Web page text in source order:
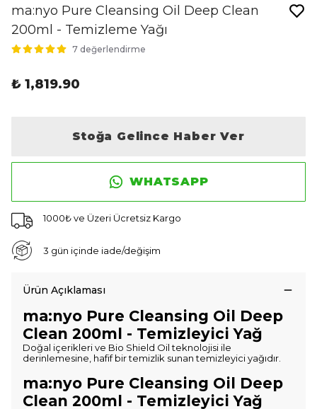
ma:nyo Pure Cleansing Oil Deep Clean
200ml - Temizleme Yağı
7 değerlendirme
₺ 1,819.90
Stoğa Gelince Haber Ver
WHATSAPP
1000₺ ve Üzeri Ücretsiz Kargo
3 gün içinde iade/değişim
Ürün Açıklaması
ma:nyo Pure Cleansing Oil Deep
Clean 200ml - Temizleyici Yağ
Doğal içerikleri ve Bio Shield Oil teknolojisi ile
derinlemesine, hafif bir temizlik sunan temizleyici yağıdır.
ma:nyo Pure Cleansing Oil Deep
Clean 200ml - Temizleyici Yağ